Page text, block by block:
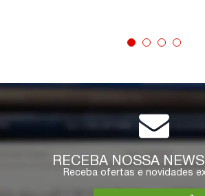
ESGOTADO
RECEBA NOSSA
Receba ofertas e novidades